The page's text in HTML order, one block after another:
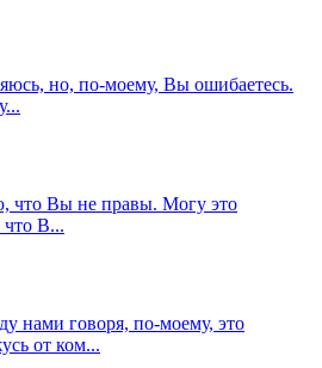
но, по-моему, Вы ошибаетесь.
что Вы не правы. Могу это
что В...
нами говоря, по-моему, это
от ком...